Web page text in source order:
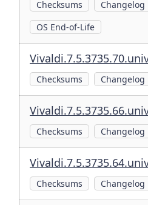
Checksums
Changelog
OS End-of-Life
Checksums Changelog
Checksums Changelog
Checksums Changelog